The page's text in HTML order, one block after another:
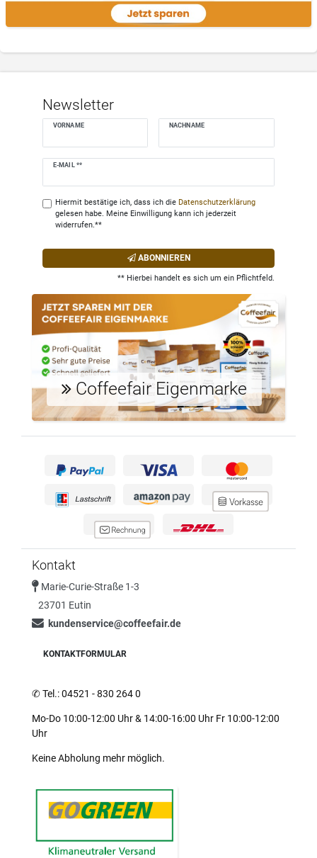
Newsletter
VORNAME NACHNAME
E-MAIL **
Newsletter
Hiermit bestätige ich, dass ich die Daten­schutz­erklärung
gelesen habe. Meine Einwilligung kann ich jederzeit
widerrufen.**
ABONNIEREN
** Hierbei handelt es sich um ein Pflichtfeld.
Coffeefair Eigenmarke
Kontakt
Marie-Curie-Straße 1-3
23701 Eutin
kundenservice@coffeefair.de
KONTAKTFORMULAR
✆Tel.: 04521 - 830 264 0
Mo-Do 10:00-12:00 Uhr & 14:00-16:00 Uhr Fr 10:00-12:00
Uhr
Keine Abholung mehr möglich.